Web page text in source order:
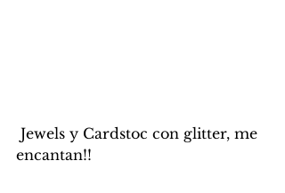
encantan!!